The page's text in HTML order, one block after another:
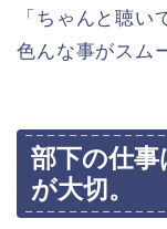
「ちゃんと聴い
色んな事がスム
部下の仕
が大切。